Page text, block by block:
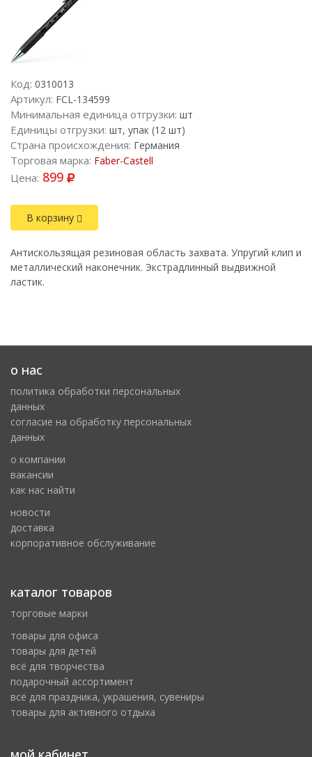
Код: 0310013
Артикул: FCL-134599
Минимальная единица отгрузки: шт
Единицы отгрузки: шт, упак (12 шт)
Страна происхождения: Германия
Торговая марка: Faber-Castell
Цена: 899
В корзину
Антискользящая резиновая область захвата. Упругий клип и
металлический наконечник. Экстрадлинный выдвижной
ластик.
о нас
политика обработки персональных
данных
cогласие на обработку персональных
данных
о компании
вакансии
как нас найти
новости
доставка
корпоративное обслуживание
каталог товаров
торговые марки
товары для офиса
товары для детей
всё для творчества
подарочный ассортимент
всё для праздника, украшения, сувениры
товары для активного отдыха